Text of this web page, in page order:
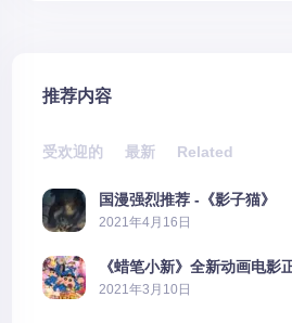
推荐内容
受欢迎的 最新 Related
国漫强烈推荐 -《影子猫》
2021年4月16日
《蜡笔小新》全新动画电影
2021年3月10日